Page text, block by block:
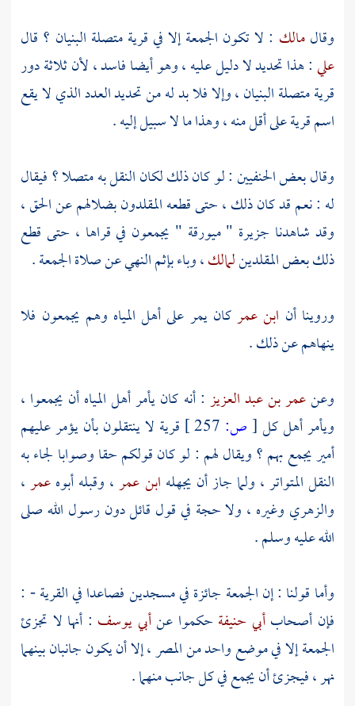
وقالمالك : لا تكون الجمعة إلا في قرية متصلة البنيان ؟ قال
علي: هذا تحديد لا دليل عليه ، وهو أيضا فاسد ، لأن ثلاثة دور
قرية متصلة البنيان ، وإلا فلا بد له من تحديد العدد الذي لا يقع
اسم قرية على أقل منه ، وهذا ما لا سبيل إليه .
وقال بعض الحنفيين : لو كان ذلك لكان النقل به متصلا ؟ فيقال
له : نعم قد كان ذلك ، حتى قطعه المقلدون بضلالهم عن الحق ،
وقد شاهدنا جزيرة "ميورقة " يجمعون في قراها ، حتى قطع
ذلك بعض المقلدينلمالك، وباء بإثم النهي عن صلاة الجمعة .
وروينا أن ابن عمركان يمر على أهل المياه وهم يجمعون فلا
ينهاهم عن ذلك .
وعنعمر بن عبد العزيز : أنه كان يأمر أهل المياه أن يجمعوا ،
ويأمر أهل كل[ص:
قرية لا ينتقلون بأن يؤمر عليهم
أمير يجمع بهم ؟ ويقال لهم : لو كان قولكم حقا وصوابا لجاء به
النقل المتواتر ، ولما جاز أن يجهله ابن عمر، وقبله أبوهعمر،
والزهري وغيره ، ولا حجة في قول قائل دون رسول الله صلى
الله عليه وسلم .
وأما قولنا : إن الجمعة جائزة في مسجدين فصاعدا في القرية - :
فإن أصحابأبي حنيفة حكموا عنأبي يوسف : أنها لا تجزئ
الجمعة إلا في موضع واحد من المصر ، إلا أن يكون جانبان بينهما
نهر ، فيجزئ أن يجمع في كل جانب منهما .